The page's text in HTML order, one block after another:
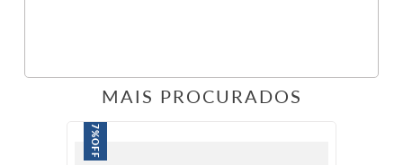
MAIS PROCURADOS
7%
OFF